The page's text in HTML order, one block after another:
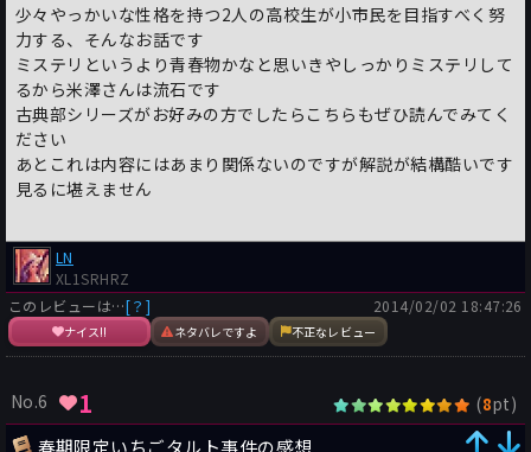
少々やっかいな性格を持つ2人の高校生が小市民を目指すべく努
力する、そんなお話です
ミステリというより青春物かなと思いきやしっかりミステリして
るから米澤さんは流石です
古典部シリーズがお好みの方でしたらこちらもぜひ読んでみてく
ださい
あとこれは内容にはあまり関係ないのですが解説が結構酷いです
見るに堪えません
LN
XL1SRHRZ
このレビューは…[？]
ナイス!! ネタバレですよ 不正なレビュー
2014/02/02 18:47:26
No.6 1 (8pt)
春期限定いちごタルト事件の感想